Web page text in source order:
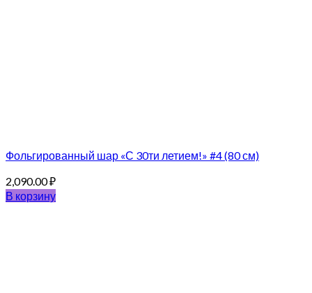
Фольгированный шар «С 30ти летием!» #4 (80 см)
2,090.00₽
В корзину